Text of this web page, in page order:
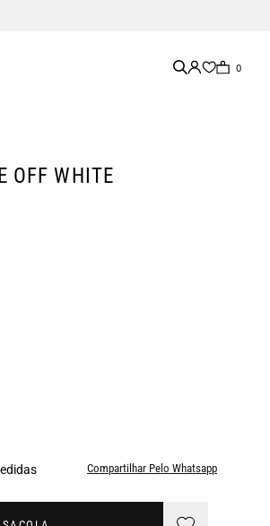
0
OFF WHITE
Compartilhar Pelo Whatsapp